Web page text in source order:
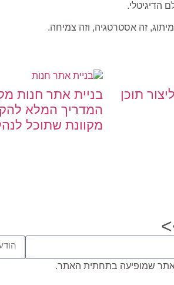
הדיגיטלי.
זה אסטרטגיה, וזה צמיחה.
תוכן
בניית אתר חנות
המדריך המלא
מקוונת שתוכל
שמופיעה בתחתית האתר.